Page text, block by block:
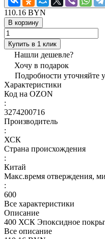
110.16 BYN
В корзину
Купить в 1 клик
Нашли дешевле?
Хочу в подарок
Подробности уточняйте
Характеристики
Код на OZON
:
3274200716
Производитель
:
ХСК
Страна происхождения
:
Китай
Макс.время отверждения,
:
600
Все характеристики
Описание
400 ХСК Эпоксидное
Все описание